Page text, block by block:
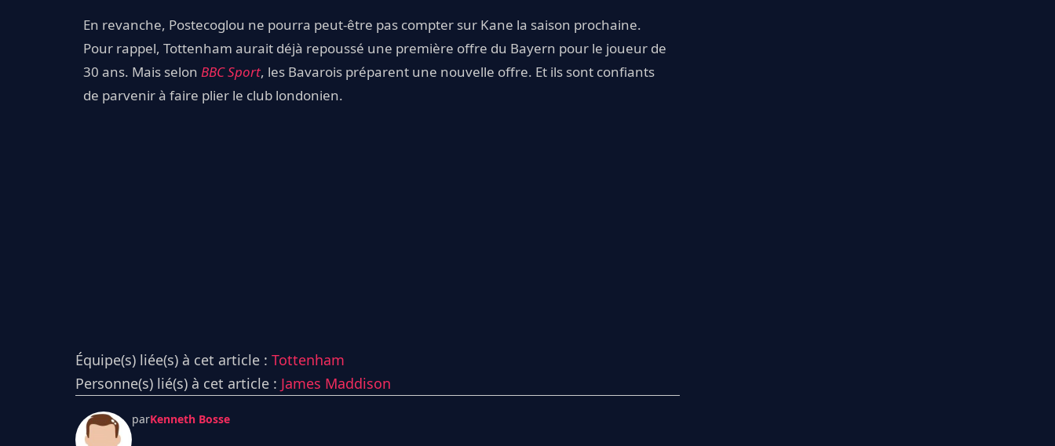
En revanche, Postecoglou ne pourra peut-être pas compter sur Kane la saison prochaine.
Pour rappel, Tottenham aurait déjà repoussé une première offre du Bayern pour le joueur de
30 ans. Mais selon BBC Sport, les Bavarois préparent une nouvelle offre. Et ils sont confiants
de parvenir à faire plier le club londonien.
Équipe(s) liée(s) à cet article : Tottenham
Personne(s) lié(s) à cet article : James Maddison
parKenneth Bosse